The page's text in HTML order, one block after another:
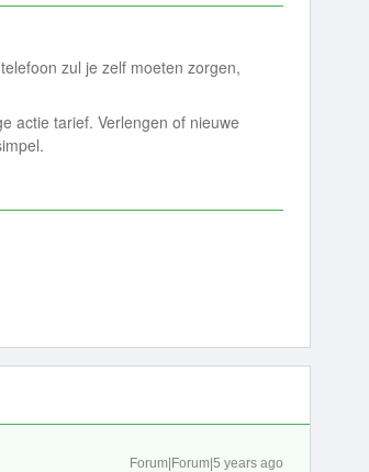
zul je zelf moeten zorgen,
actie tarief. Verlengen of nieuwe
Forum|Forum|5 years ago